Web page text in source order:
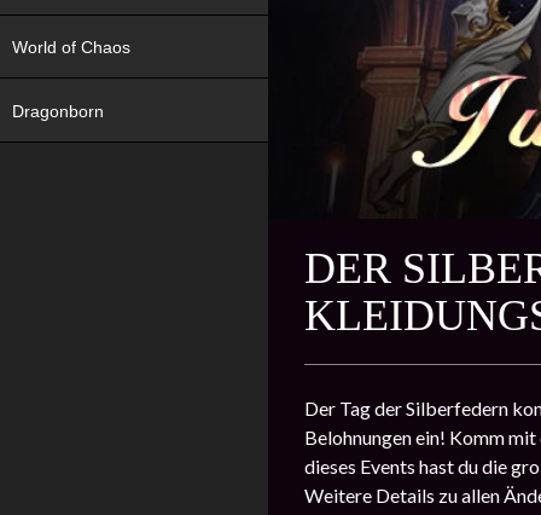
DER
Der Tag der Silberfedern
Belohnungen ein! Komm mit
dieses Events hast du die
Weitere Details zu allen
World of Chaos
Dragonborn